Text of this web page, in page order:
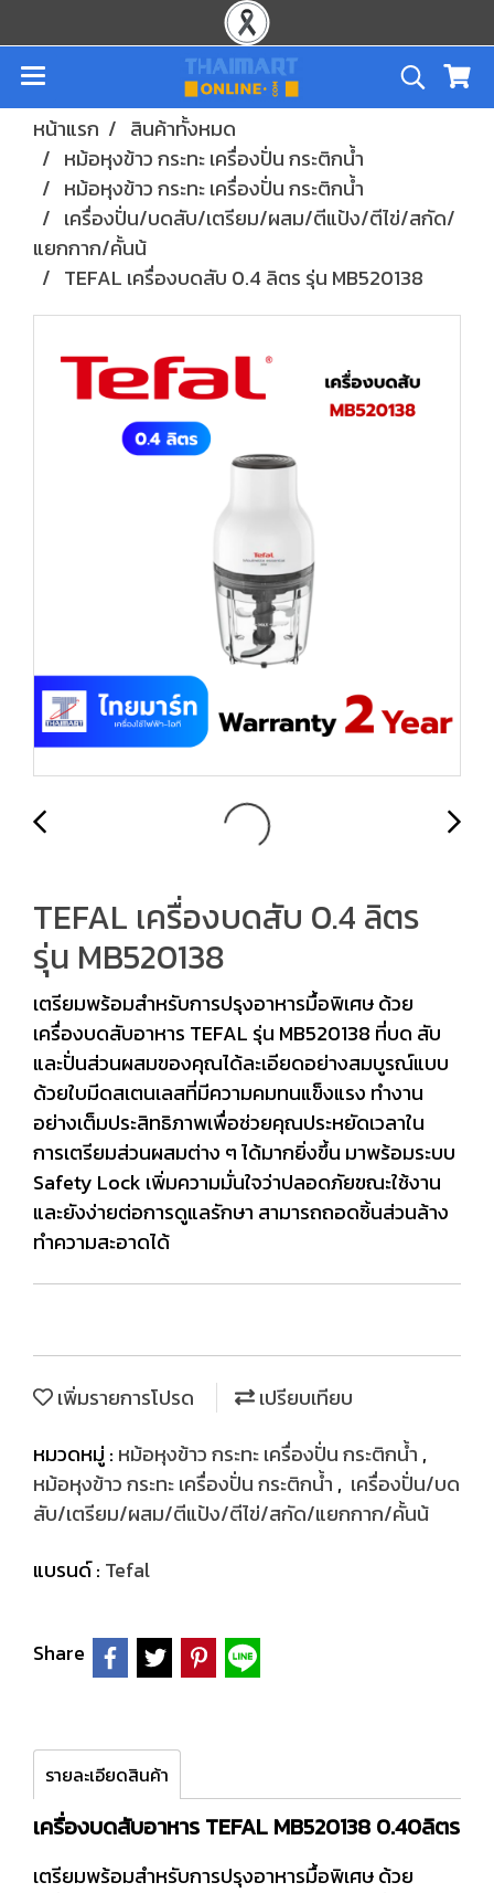
หน้าแรก
สินค้าทั้งหมด
หม้อหุงข้าว กระทะ เครื่องปั่น กระติกน้ำ
หม้อหุงข้าว กระทะ เครื่องปั่น กระติกน้ำ
เครื่องปั่น/บดสับ/เตรียม/ผสม/ตีแป้ง/ตีไข่/สกัด/
แยกกาก/คั้นน้
TEFAL เครื่องบดสับ 0.4 ลิตร รุ่น MB520138
TEFAL เครื่องบดสับ 0.4 ลิตร
รุ่น MB520138
เตรียมพร้อมสำหรับการปรุงอาหารมื้อพิเศษ ด้วย
เครื่องบดสับอาหาร TEFAL รุ่น MB520138 ที่บด สับ
และปั่นส่วนผสมของคุณได้ละเอียดอย่างสมบูรณ์แบบ
ด้วยใบมีดสเตนเลสที่มีความคมทนแข็งแรง ทำงาน
อย่างเต็มประสิทธิภาพเพื่อช่วยคุณประหยัดเวลาใน
การเตรียมส่วนผสมต่าง ๆ ได้มากยิ่งขึ้น มาพร้อมระบบ
Safety Lock เพิ่มความมั่นใจว่าปลอดภัยขณะใช้งาน
และยังง่ายต่อการดูแลรักษา สามารถถอดชิ้นส่วนล้าง
ทำความสะอาดได้
เพิ่มรายการโปรด
เปรียบเทียบ
หมวดหมู่ : หม้อหุงข้าว กระทะ เครื่องปั่น กระติกน้ำ ,
หม้อหุงข้าว กระทะ เครื่องปั่น กระติกน้ำ , เครื่องปั่น/บด
สับ/เตรียม/ผสม/ตีแป้ง/ตีไข่/สกัด/แยกกาก/คั้นน้
แบรนด์ : Tefal
Share
รายละเอียดสินค้า
เครื่องบดสับอาหาร TEFAL MB520138 0.40ลิตร
เตรียมพร้อมสำหรับการปรุงอาหารมื้อพิเศษ ด้วย